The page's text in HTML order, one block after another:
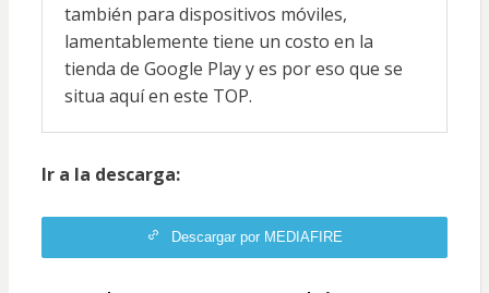
también para dispositivos móviles,
lamentablemente tiene un costo en la
tienda de Google Play y es por eso que se
situa aquí en este TOP.
Ir a la descarga:
Descargar por MEDIAFIRE